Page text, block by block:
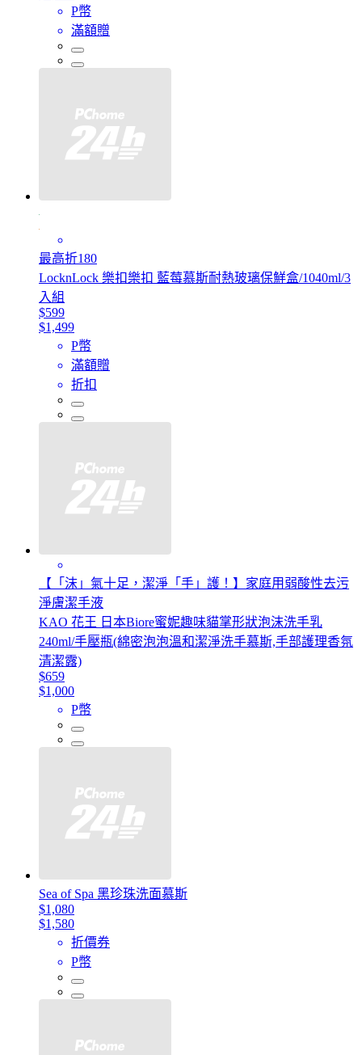
P幣
滿額贈
最高折180
LocknLock 樂扣樂扣 藍莓慕斯耐熱玻璃保鮮盒/1040ml/3
入組
$599
$1,499
P幣
滿額贈
折扣
【「沫」氣十足，潔淨「手」護！】家庭用弱酸性去污
淨膚潔手液
KAO 花王 日本Biore蜜妮趣味貓掌形狀泡沫洗手乳
240ml/手壓瓶(綿密泡泡溫和潔淨洗手慕斯,手部護理香氛
清潔露)
$659
$1,000
P幣
Sea of Spa 黑珍珠洗面慕斯
$1,080
$1,580
折價券
P幣